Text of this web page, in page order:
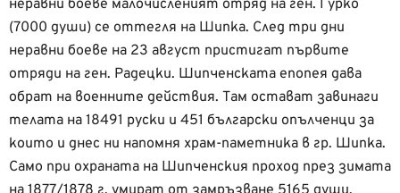
неравни боеве малочисленият отряд на ген. Гурко
(7000 души) се оттегля на Шипка. След три дни
неравни боеве на 23 август пристигат първите
отряди на ген. Радецки. Шипченската епопея дава
обрат на военните действия. Там остават завинаги
телата на 18491 руски и 451 български опълченци за
които и днес ни напомня храм-паметника в гр. Шипка.
Само при охраната на Шипченския проход през зимата